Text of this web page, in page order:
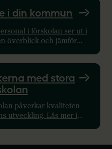
i din kommun
i förskolan ser ut i
överblick och jämför
med stora
påverkar kvaliteten
utveckling. Läs mer i